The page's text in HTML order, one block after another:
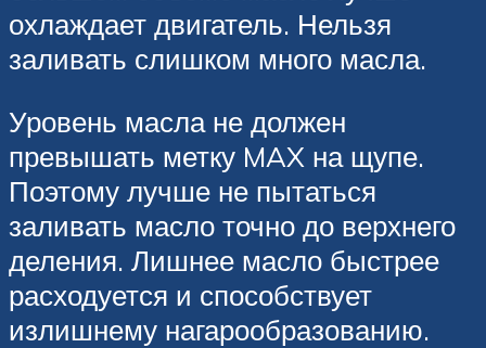
охлаждает двигатель. Нельзя
заливать слишком много масла.
Уровень масла не должен
превышать метку MAX на щупе.
Поэтому лучше не пытаться
заливать масло точно до верхнего
деления. Лишнее масло быстрее
расходуется и способствует
излишнему нагарообразованию.